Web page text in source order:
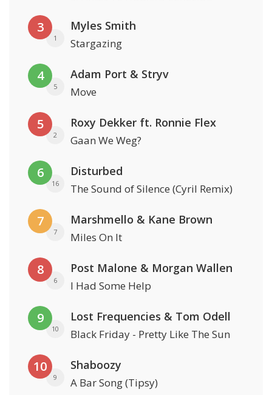
3
1
Myles Smith
Stargazing
4
5
Adam Port & Stryv
Move
5
2
Roxy Dekker ft. Ronnie Flex
Gaan We Weg?
6
16
Disturbed
The Sound of Silence (Cyril Remix)
7
7
Marshmello & Kane Brown
Miles On It
8
6
Post Malone & Morgan Wallen
I Had Some Help
9
10
Lost Frequencies & Tom Odell
Black Friday - Pretty Like The Sun
10
9
Shaboozy
A Bar Song (Tipsy)